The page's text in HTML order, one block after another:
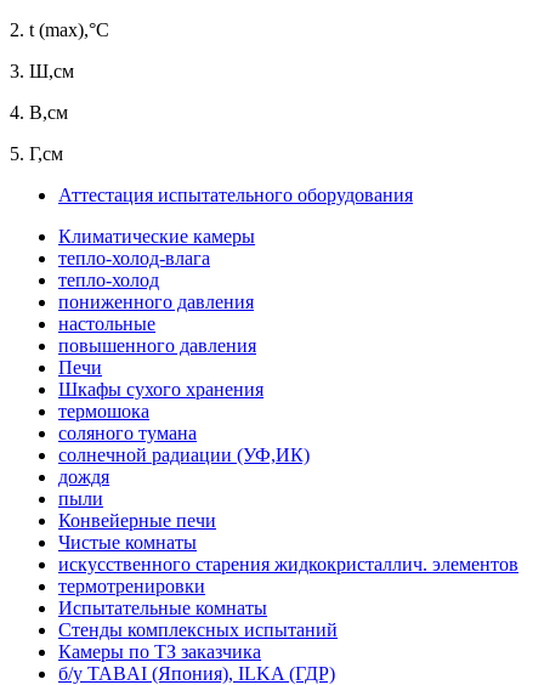
2. t (max),°C
3. Ш,см
4. В,см
5. Г,см
Аттестация испытательного оборудования
Климатические камеры
тепло-холод-влага
тепло-холод
пониженного давления
настольные
повышенного давления
Печи
Шкафы сухого хранения
термошока
соляного тумана
солнечной радиации (УФ,ИК)
дождя
пыли
Конвейерные печи
Чистые комнаты
искусственного старения жидкокристаллич. элементов
термотренировки
Испытательные комнаты
Стенды комплексных испытаний
Камеры по ТЗ заказчика
б/у TABAI (Япония), ILKA (ГДР)